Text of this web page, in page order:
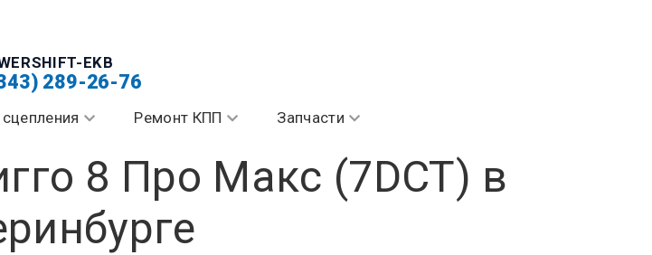
EKB
289-26-76
Ремонт КПП Запчасти
8 Про Макс (7DCT) в